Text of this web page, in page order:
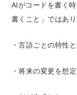
AIがコードを書く
書くこと」ではあり
・言語ごとの特性
・将来の変更を想